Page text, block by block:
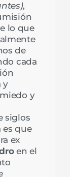
,
lo que
de
cada
y
y
siglos
es que
ex
en el